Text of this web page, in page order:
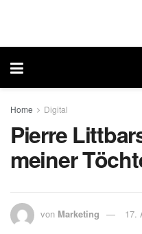
Home Digital
Pierre
meiner
von Marketing 17.